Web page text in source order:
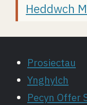
Heddwch
Prosiectau
Ynghylch
Pecyn Offer